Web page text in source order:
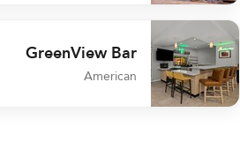
undefined Crooked Branch
GreenView Bar
American